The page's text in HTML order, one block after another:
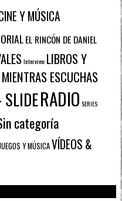
Y MÚSICA
EL RINCÓN DE DANIEL
Interview LIBROS Y
ESCUCHAS
SLIDERADIO SERIES
categoría
Y MÚSICAVÍDEOS &